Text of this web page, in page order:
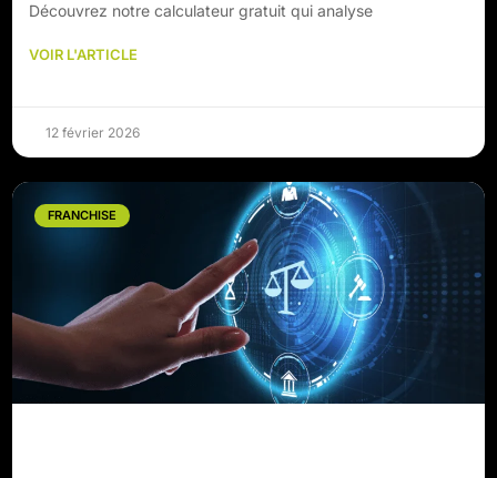
Découvrez notre calculateur gratuit qui analyse
VOIR L'ARTICLE
12 février 2026
FRANCHISE